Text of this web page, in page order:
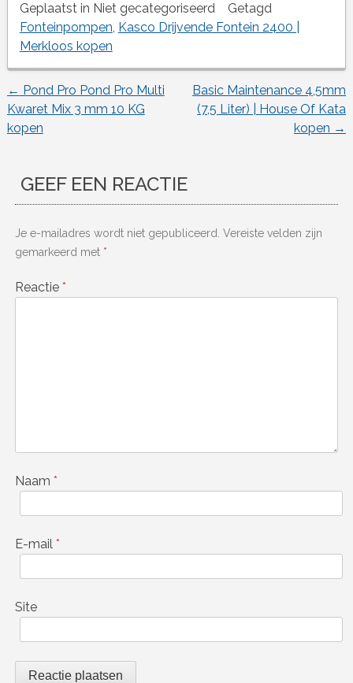
Geplaatst in Niet gecategoriseerd
Getagd
Fonteinpompen, Kasco Drijvende Fontein 2400 |
Merkloos kopen
Berichtnavigatie
← Pond Pro Pond Pro Multi
Kwaret Mix 3 mm 10 KG
kopen
Basic Maintenance 4,5mm
(7,5 Liter) | House Of Kata
kopen →
GEEF EEN REACTIE
Je e-mailadres wordt niet gepubliceerd. Vereiste velden zijn
gemarkeerd met *
Reactie *
Naam *
E-mail *
Site